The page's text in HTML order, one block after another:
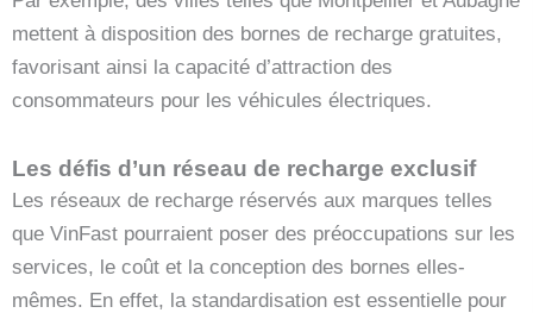
mettent à disposition des bornes de recharge gratuites,
favorisant ainsi la capacité d’attraction des
consommateurs pour les véhicules électriques.
Les défis d’un réseau de recharge exclusif
Les réseaux de recharge réservés aux marques telles
que VinFast pourraient poser des préoccupations sur les
services, le coût et la conception des bornes elles-
mêmes. En effet, la standardisation est essentielle pour